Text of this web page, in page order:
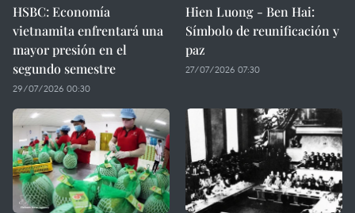
HSBC: Economía
vietnamita enfrentará una
mayor presión en el
segundo semestre
29/07/2026 00:30
Hien Luong - Ben Hai:
Símbolo de reunificación y
paz
27/07/2026 07:30